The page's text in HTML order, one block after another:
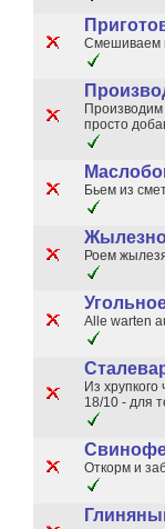
Смешиваем
Производим
просто
Бьем из
Роем
Alle warten
Из
18/10 - для
Откорм и